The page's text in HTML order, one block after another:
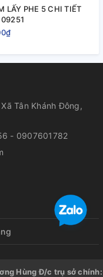
LẤY PHE 5 CHI TIẾT
Tân Khánh Đông,
- 0907601782
Hùng Đ/c trụ sở chính: